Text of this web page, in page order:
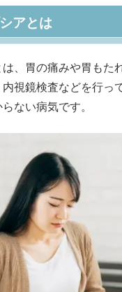
アとは
、胃の痛みや胃もた
視鏡検査などを行っ
ない病気です。